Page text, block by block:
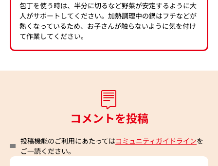
包丁を使う時は、半分に切るなど野菜が安定するように大
人がサポートしてください。加熱調理中の鍋はフチなどが
熱くなっているため、お子さんが触らないように気を付け
て作業してください。
コメントを投稿
投稿機能のご利用にあたってはコミュニティガイドラインを
ご一読ください。